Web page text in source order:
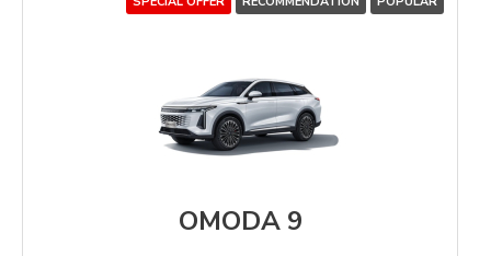
OMODA 9